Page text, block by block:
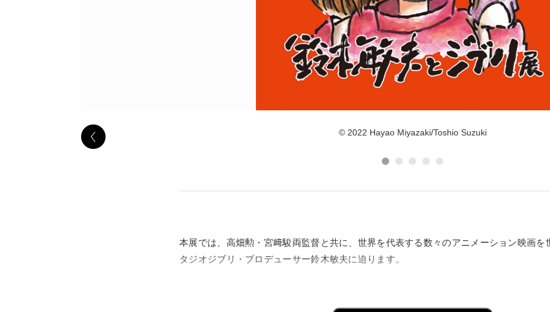
© 2022 Hayao Miyazaki/Toshio Suzuki
本展では、高畑勲・宮﨑駿両監督と共に、世界を代表する数々のアニメーション映画を
タジオジブリ・プロデューサー鈴木敏夫に迫ります。
それを通して見えてくる時代背景に注目するとともに、スタジオジブリの誕生秘話や、